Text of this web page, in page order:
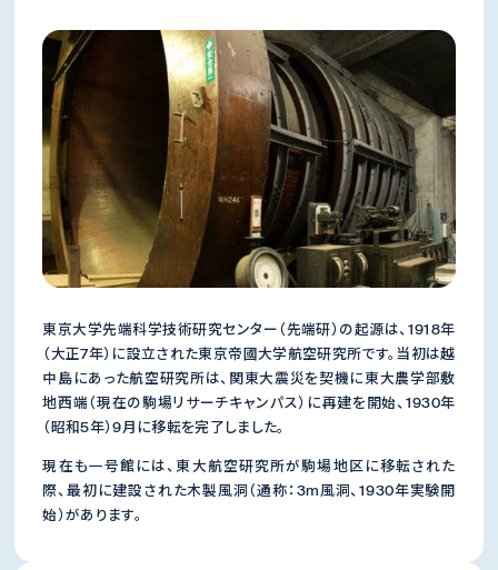
東京大学先端科学技術研究センター（先端研）の起源は、1918年
（大正7年）に設立された東京帝國大学航空研究所です。当初は越
中島にあった航空研究所は、関東大震災を契機に東大農学部敷
地西端（現在の駒場リサーチキャンパス）に再建を開始、1930年
（昭和5年）9月に移転を完了しました。
現在も一号館には、東大航空研究所が駒場地区に移転された
際、最初に建設された木製風洞（通称：3m風洞、1930年実験開
始）があります。